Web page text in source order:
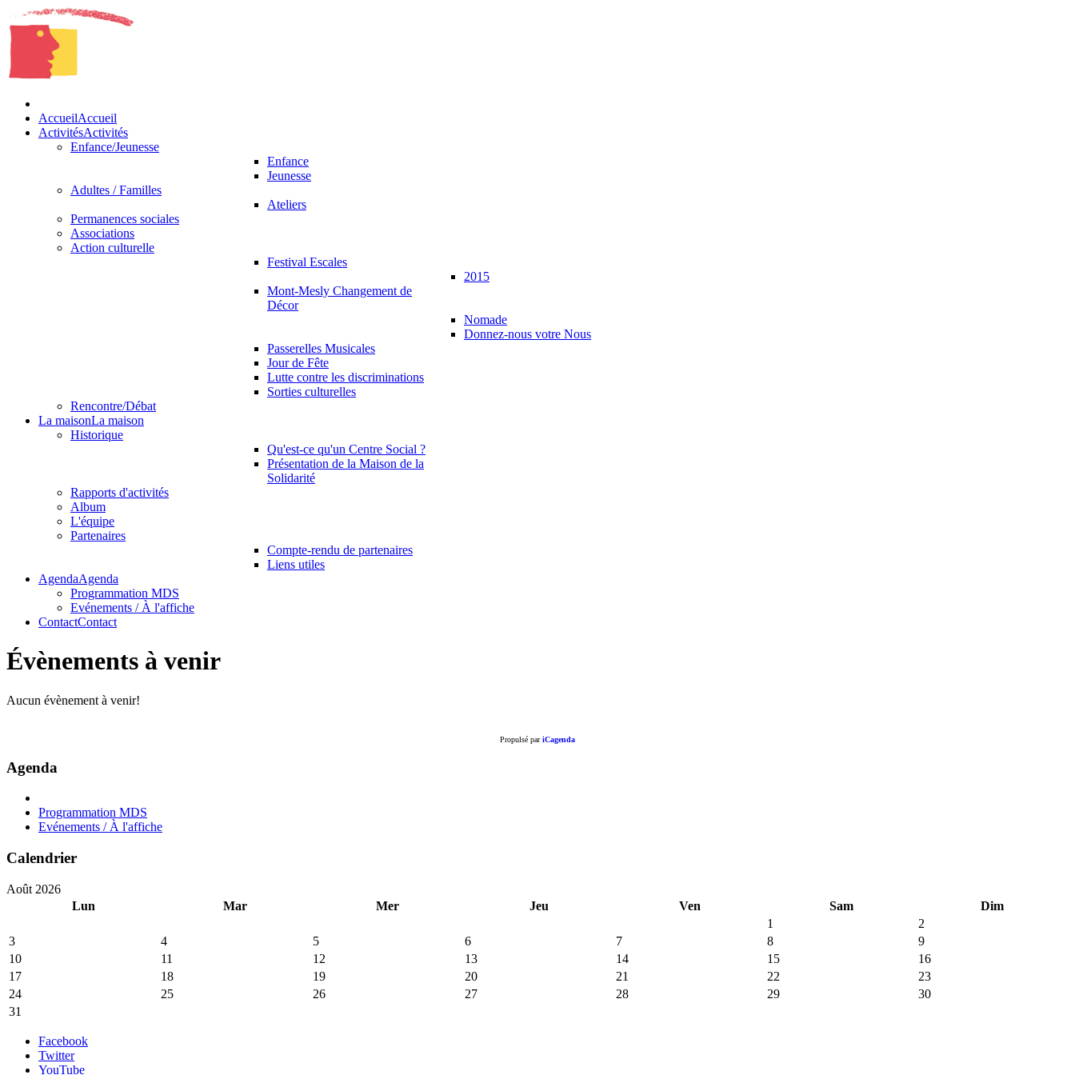
AccueilAccueil
ActivitésActivités
Enfance/Jeunesse
Enfance
Jeunesse
Adultes / Familles
Ateliers
Permanences sociales
Associations
Action culturelle
Festival Escales
2015
Mont-Mesly Changement de
Décor
Nomade
Donnez-nous votre Nous
Passerelles Musicales
Jour de Fête
Lutte contre les discriminations
Sorties culturelles
Rencontre/Débat
La maisonLa maison
Historique
Qu'est-ce qu'un Centre Social ?
Présentation de la Maison de la
Solidarité
Rapports d'activités
Album
L'équipe
Partenaires
Compte-rendu de partenaires
Liens utiles
AgendaAgenda
Programmation MDS
Evénements / À l'affiche
ContactContact
Évènements à venir
Aucun évènement à venir!
Propulsé pariCagenda
Agenda
Programmation MDS
Evénements / À l'affiche
Calendrier
Août 2026
Lun
Mar Mer Jeu Ven Sam
Dim
1
2
3
4 5 6 7 8
9
10
11 12 13 14 15
16
17
18 19 20 21 22
23
24
25 26 27 28 29
30
31
Facebook
Twitter
YouTube